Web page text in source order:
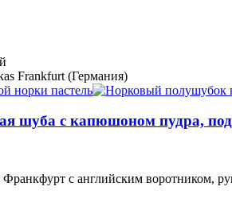
Frankfurt (Германия)
шуба с капюшоном пудра,
с английским воротником,